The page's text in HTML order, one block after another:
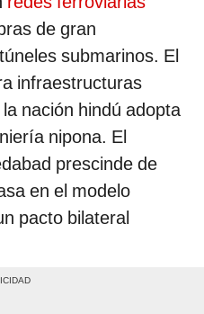
de gran
submarinos. El
infraestructuras
nación hindú adopta
nipona. El
prescinde de
en el modelo
pacto bilateral